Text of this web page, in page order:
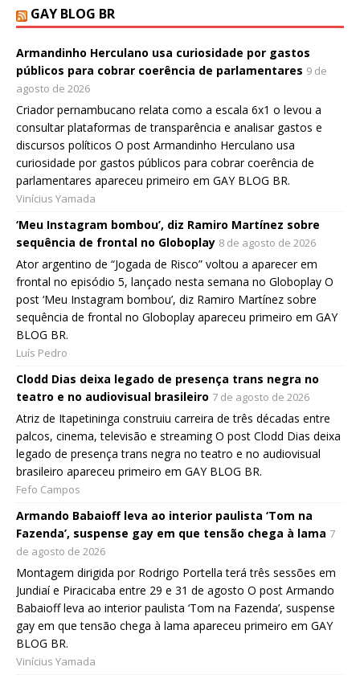
GAY BLOG BR
Armandinho Herculano usa curiosidade por gastos
públicos para cobrar coerência de parlamentares 9 de
agosto de 2026
Criador pernambucano relata como a escala 6x1 o levou a
consultar plataformas de transparência e analisar gastos e
discursos políticos O post Armandinho Herculano usa
curiosidade por gastos públicos para cobrar coerência de
parlamentares apareceu primeiro em GAY BLOG BR.
Vinícius Yamada
‘Meu Instagram bombou’, diz Ramiro Martínez sobre
sequência de frontal no Globoplay 8 de agosto de 2026
Ator argentino de “Jogada de Risco” voltou a aparecer em
frontal no episódio 5, lançado nesta semana no Globoplay O
post ‘Meu Instagram bombou’, diz Ramiro Martínez sobre
sequência de frontal no Globoplay apareceu primeiro em GAY
BLOG BR.
Luís Pedro
Clodd Dias deixa legado de presença trans negra no
teatro e no audiovisual brasileiro 7 de agosto de 2026
Atriz de Itapetininga construiu carreira de três décadas entre
palcos, cinema, televisão e streaming O post Clodd Dias deixa
legado de presença trans negra no teatro e no audiovisual
brasileiro apareceu primeiro em GAY BLOG BR.
Fefo Campos
Armando Babaioff leva ao interior paulista ‘Tom na
Fazenda’, suspense gay em que tensão chega à lama 7
de agosto de 2026
Montagem dirigida por Rodrigo Portella terá três sessões em
Jundiaí e Piracicaba entre 29 e 31 de agosto O post Armando
Babaioff leva ao interior paulista ‘Tom na Fazenda’, suspense
gay em que tensão chega à lama apareceu primeiro em GAY
BLOG BR.
Vinícius Yamada